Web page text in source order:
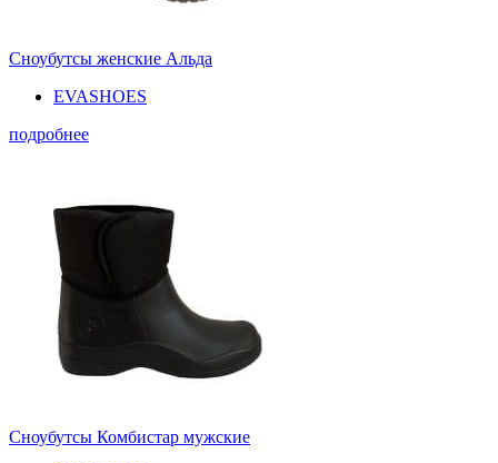
Сноубутсы женские Альда
EVASHOES
подробнее
Сноубутсы Комбистар мужские